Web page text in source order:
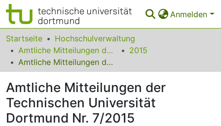
Anmelden
Bereiche & Sammlungen
Das gesamte Repositorium
FAQ
Leitlinien
Startseite
Hochschulverwaltung
Amtliche Mitteilungen der Technischen Universität Dortmund
2015
Amtliche Mitteilungen der Technischen Universität Dortmund Nr. 7/2015
Amtliche Mitteilungen der
Technischen Universität
Dortmund Nr. 7/2015